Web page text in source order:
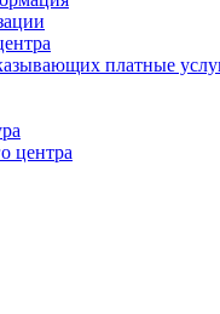
платные
центра